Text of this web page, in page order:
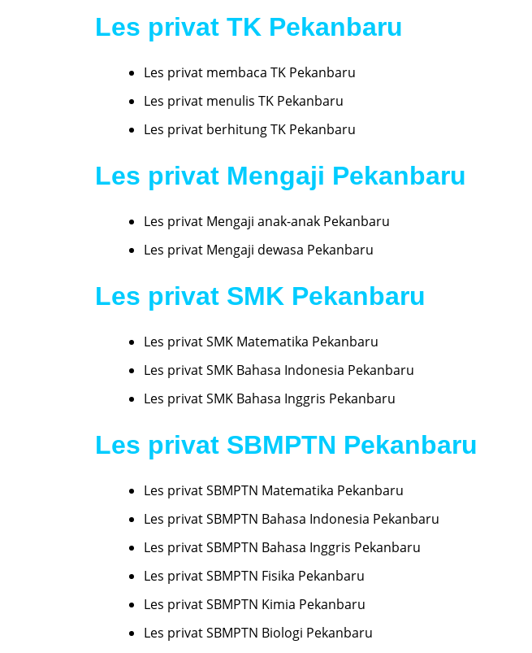
Les privat TK Pekanbaru
Les privat membaca TK Pekanbaru
Les privat menulis TK Pekanbaru
Les privat berhitung TK Pekanbaru
Les privat Mengaji Pekanbaru
Les privat Mengaji anak-anak Pekanbaru
Les privat Mengaji dewasa Pekanbaru
Les privat SMK Pekanbaru
Les privat SMK Matematika Pekanbaru
Les privat SMK Bahasa Indonesia Pekanbaru
Les privat SMK Bahasa Inggris Pekanbaru
Les privat SBMPTN Pekanbaru
Les privat SBMPTN Matematika Pekanbaru
Les privat SBMPTN Bahasa Indonesia Pekanbaru
Les privat SBMPTN Bahasa Inggris Pekanbaru
Les privat SBMPTN Fisika Pekanbaru
Les privat SBMPTN Kimia Pekanbaru
Les privat SBMPTN Biologi Pekanbaru